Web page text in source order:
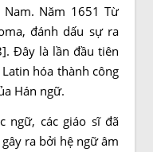
Năm 1651 Từ
đánh dấu sự ra
Đây là lần đầu tiên
hóa thành công
Hán ngữ.
ngữ, các giáo sĩ đã
ra bởi hệ ngữ âm